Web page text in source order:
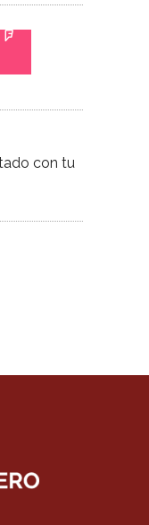
con tu